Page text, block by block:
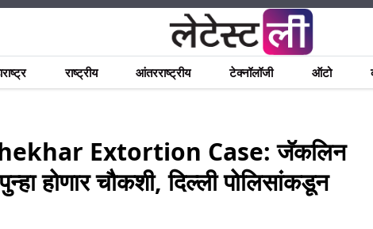
राष्ट्रीय आंतरराष्ट्रीय टेक्नॉलॉजी ऑटो
Extortion Case: जॅकलिन
होणार चौकशी, दिल्ली पोलिसांकडून